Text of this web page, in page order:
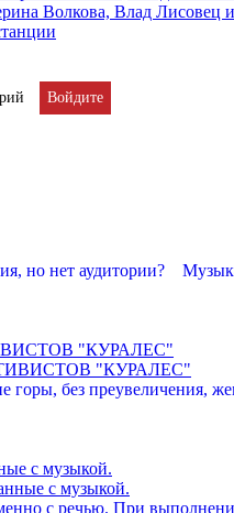
Волкова, Влад Лисовец
Войдите
но нет аудитории?
"КУРАЛЕС"
горы, без преувеличения,
с музыкой.
с речью. При